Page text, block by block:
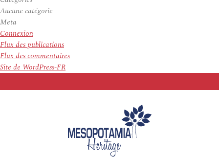
Aucune catégorie
Meta
Connexion
Flux des publications
Flux des commentaires
Site de WordPress-FR